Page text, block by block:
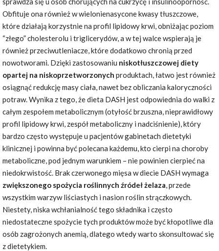
Obfituje ona również w wielonienasycone kwasy tłuszczowe,
które działają korzystnie na profil lipidowy krwi, obniżając poziom
“złego” cholesterolu i triglicerydów, a w tej walce wspierają je
również przeciwutleniacze, które dodatkowo chronią przed
nowotworami. Dzięki zastosowaniu niskotłuszczowej diety
opartej na niskoprzetworzonych produktach, łatwo jest również
osiągnąć redukcję masy ciała, nawet bez obliczania kaloryczności
potraw. Wynika z tego, że dieta DASH jest odpowiednia do walki z
całym zespołem metabolicznym (otyłość brzuszna, nieprawidłowy
profil lipidowy krwi, zespół metaboliczny i nadciśnienie), który
bardzo często występuje u pacjentów gabinetach dietetyki
klinicznej i powinna być polecana każdemu, kto cierpi na choroby
metaboliczne, pod jednym warunkiem – nie powinien cierpieć na
niedokrwistość. Brak czerwonego mięsa w diecie DASH wymaga
zwiększonego spożycia roślinnych źródeł żelaza, przede
wszystkim warzyw liściastych i nasion roślin strączkowych.
Niestety, niska wchłanialność tego składnika i często
niedostateczne spożycie tych produktów może być kłopotliwe dla
osób zagrożonych anemią, dlatego wtedy warto skonsultować się
z dietetykiem.